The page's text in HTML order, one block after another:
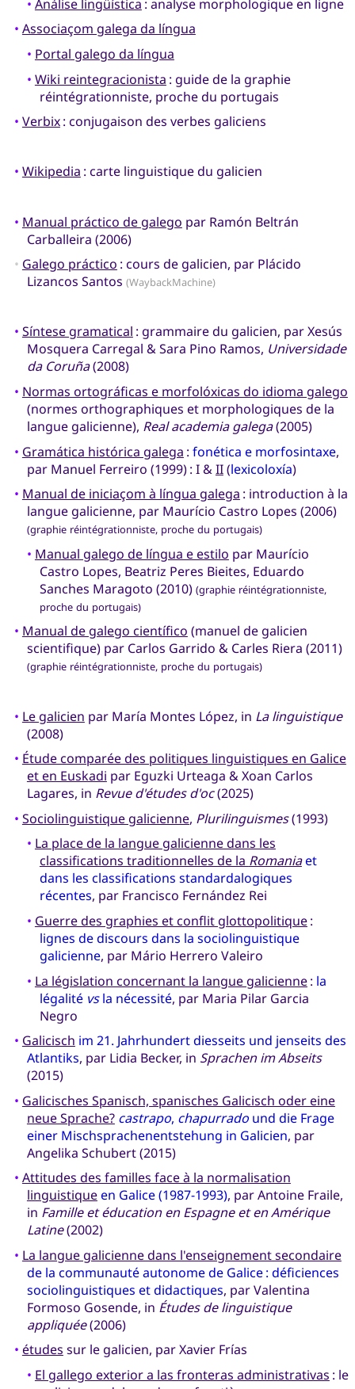
• Análise lingüística : analyse morphologique en ligne
• Associaçom galega da língua
• Portal galego da língua
• Wiki reintegracionista : guide de la graphie
réintégrationniste, proche du portugais
• Verbix: conjugaison des verbes galiciens
• Wikipedia : carte linguistique du galicien
• Manual práctico de galego par Ramón Beltrán
Carballeira (2006)
• Galego práctico : cours de galicien, par Plácido
Lizancos Santos (WaybackMachine)
• Síntese gramatical : grammaire du galicien, par Xesús
Mosquera Carregal & Sara Pino Ramos, Universidade
da Coruña(2008)
• Normas ortográficas e morfolóxicas do idioma galego
(normes orthographiques et morphologiques de la
langue galicienne), Real academia galega(2005)
• Gramática histórica galega : fonética e morfosintaxe,
par Manuel Ferreiro (1999) : I &II(lexicoloxía)
• Manual de iniciaçom à língua galega : introduction à la
langue galicienne, par Maurício Castro Lopes (2006)
(graphie réintégrationniste, proche du portugais)
• Manual galego de língua e estilo par Maurício
Castro Lopes, Beatriz Peres Bieites, Eduardo
Sanches Maragoto (2010) (graphie réintégrationniste,
proche du portugais)
• Manual de galego científico (manuel de galicien
scientifique) par Carlos Garrido & Carles Riera (2011)
(graphie réintégrationniste, proche du portugais)
• Le galicien par María Montes López, in La linguistique
(2008)
• Étude comparée des politiques linguistiques en Galice
et en Euskadi par Eguzki Urteaga & Xoan Carlos
Lagares, in Revue d'études d'oc(2025)
• Sociolinguistique galicienne, Plurilinguismes(1993)
• La place de la langue galicienne dans les
classifications traditionnelles de la Romaniaet
dans les classifications standardalogiques
récentes, par Francisco Fernández Rei
• Guerre des graphies et conflit glottopolitique:
lignes de discours dans la sociolinguistique
galicienne, par Mário Herrero Valeiro
• La législation concernant la langue galicienne: la
légalité vsla nécessité, par Maria Pilar Garcia
Negro
• Galicisch im 21. Jahrhundert diesseits und jenseits des
Atlantiks, par Lidia Becker, in Sprachen im Abseits
(2015)
• Galicisches Spanisch, spanisches Galicisch oder eine
neue Sprache? castrapo, chapurradound die Frage
einer Mischsprachenentstehung in Galicien, par
Angelika Schubert (2015)
• Attitudes des familles face à la normalisation
linguistiqueen Galice (1987-1993), par Antoine Fraile,
in Famille et éducation en Espagne et en Amérique
Latine(2002)
• La langue galicienne dans l'enseignement secondaire
de la communauté autonome de Galice : déficiences
sociolinguistiques et didactiques, par Valentina
Formoso Gosende, in Études de linguistique
appliquée(2006)
• études sur le galicien, par Xavier Frías
• El gallego exterior a las fronteras administrativas : le